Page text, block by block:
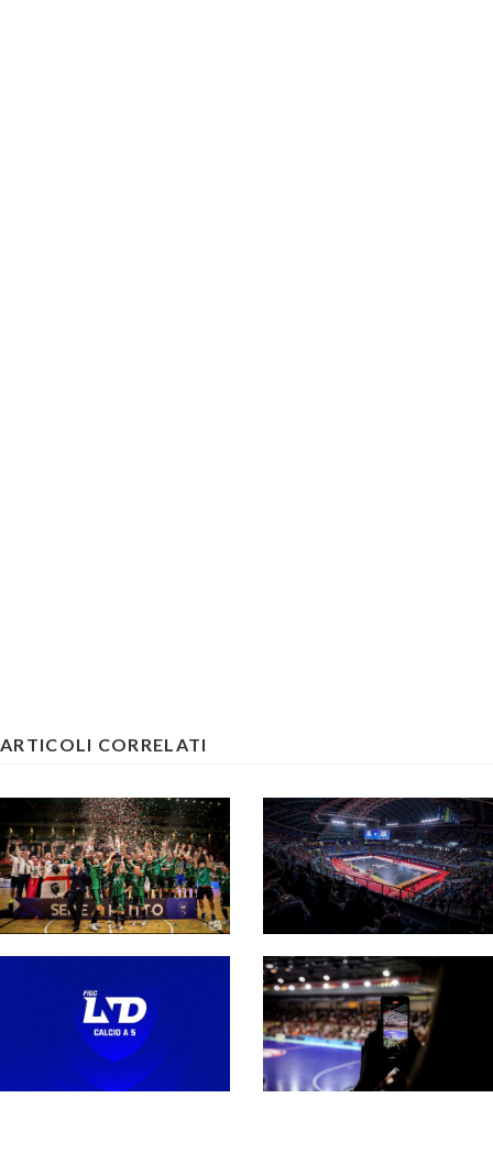
ARTICOLI CORRELATI